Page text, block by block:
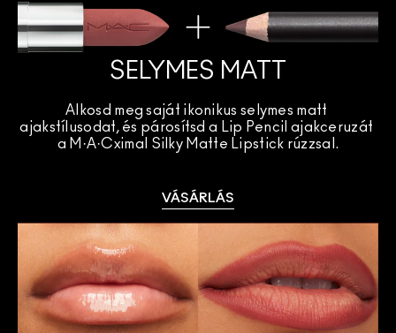
SELYMES MATT
Alkosd meg saját ikonikus selymes matt
ajakstílusodat, és párosítsd a Lip Pencil ajakceruzát
a M·A·Cximal Silky Matte Lipstick rúzzsal.
VÁSÁRLÁS